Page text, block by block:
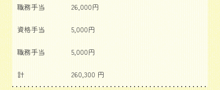
職務手当 26,000円
資格手当 5,000円
職務手当 5,000円
計 260,300 円